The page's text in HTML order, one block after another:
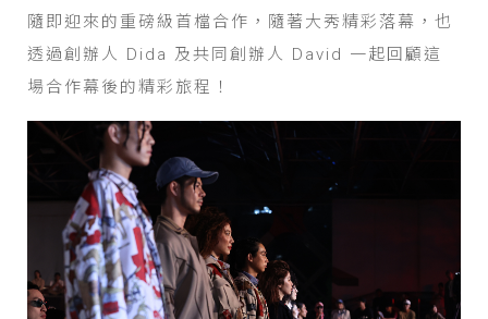
隨即迎來的重磅級首檔合作，隨著大秀精彩落幕，也
透過創辦人 Dida 及共同創辦人 David 一起回顧這
場合作幕後的精彩旅程！